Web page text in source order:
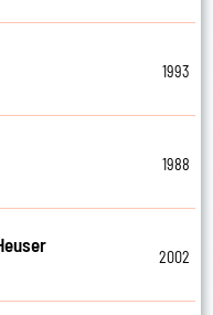
1993
1988
2002